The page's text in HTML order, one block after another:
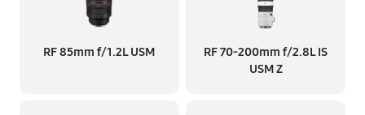
RF 85mm f/1.2L USM
RF 70‑200mm f/2.8L IS
USM Z